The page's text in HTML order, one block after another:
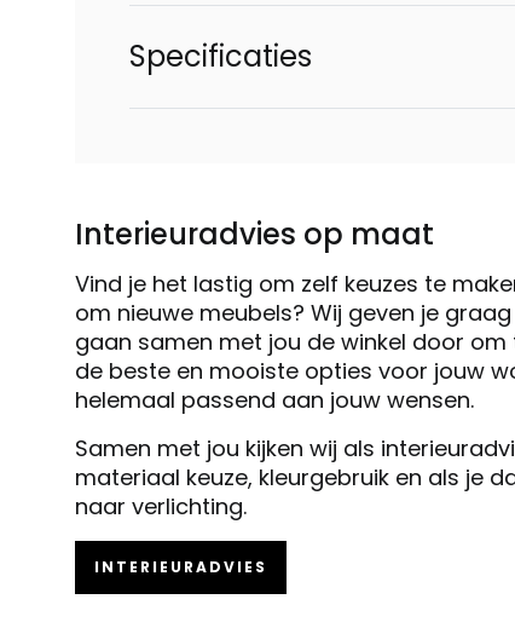
Specificaties
Interieuradvies op maat
Vind je het lastig om zelf keuzes te
om nieuwe meubels? Wij geven je
gaan samen met jou de winkel door om
de beste en mooiste opties voor jouw
helemaal passend aan jouw wensen.
Samen met jou kijken wij als
materiaal keuze, kleurgebruik en als je
naar verlichting.
INTERIEURADVIES